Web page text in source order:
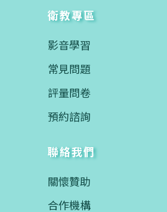
衛教專區
影音學習
常見問題
評量問卷
預約諮詢
聯絡我們
關懷贊助
合作機構